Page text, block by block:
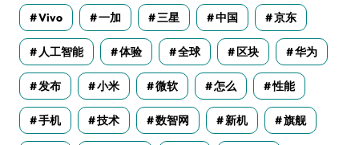
Vivo 一加 三星 中国 京东
人工智能 体验 全球 区块 华为
发布 小米 微软 怎么 性能
手机 技术 数智网 新机 旗舰